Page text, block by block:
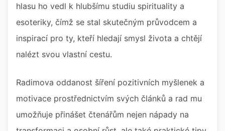
hlasu ho vedl k hlubšímu studiu spirituality a
esoteriky, čímž se stal skutečným průvodcem a
inspirací pro ty, kteří hledají smysl života a chtějí
nalézt svou vlastní cestu.
Radimova oddanost šíření pozitivních myšlenek a
motivace prostřednictvím svých článků a rad mu
umožňuje přinášet čtenářům nejen nápady na